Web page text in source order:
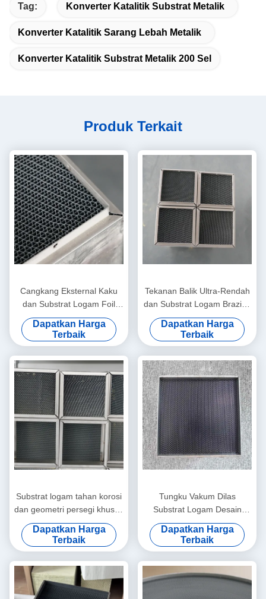
Tag: Konverter Katalitik Substrat Metalik
Konverter Katalitik Sarang Lebah Metalik
Konverter Katalitik Substrat Metalik 200 Sel
Produk Terkait
Cangkang Eksternal Kaku
dan Substrat Logam Foil
yang Saling Bertautan untuk
Generator Darurat Stasioner
Dapatkan Harga
Terbaik
Tekanan Balik Ultra-Rendah
dan Substrat Logam Brazing
Vakum untuk Turbin Gas
Industri
Dapatkan Harga
Terbaik
Substrat logam tahan korosi
dan geometri persegi khusus
untuk pengolahan knalpot
laut
Dapatkan Harga
Terbaik
Tungku Vakum Dilas
Substrat Logam Desain
Aliran Tinggi untuk DeNOx
Volume Gas Besar
Dapatkan Harga
Terbaik